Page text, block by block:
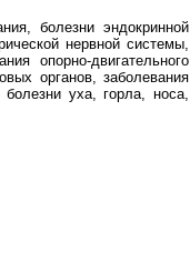
болезни эндокринной
нервной системы,
опорно-двигательного
органов, заболевания
уха, горла, носа,